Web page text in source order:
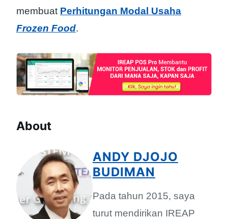
membuat Perhitungan Modal Usaha
Frozen Food.
About
ANDY DJOJO
BUDIMAN
Pada tahun 2015, saya
turut mendirikan IREAP